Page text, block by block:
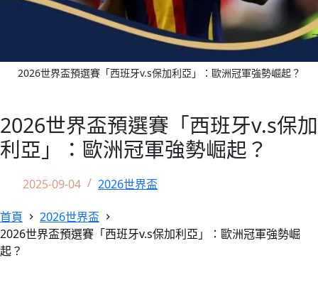
2026世界盃預選賽「西班牙v.s保加利亞」：歐洲冠軍強勢崛起？
2026世界盃預選賽「西班牙v.s保加
利亞」：歐洲冠軍強勢崛起？
2025-09-04 2026世界盃
首頁
2026世界盃
2026世界盃預選賽「西班牙v.s保加利亞」：歐洲冠軍強勢崛
起？